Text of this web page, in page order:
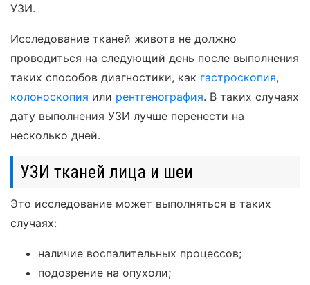
УЗИ.
Исследование тканей живота не должно
проводиться на следующий день после выполнения
таких способов диагностики, как гастроскопия,
колоноскопия или рентгенография. В таких случаях
дату выполнения УЗИ лучше перенести на
несколько дней.
УЗИ тканей лица и шеи
Это исследование может выполняться в таких
случаях:
наличие воспалительных процессов;
подозрение на опухоли;